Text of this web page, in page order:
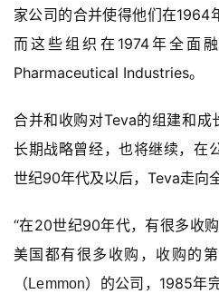
家公司的合并使得他们在1964
而这些组织在1974年全面
Pharmaceutical Industries。
合并和收购对Teva的组建和成
长期战略曾经，也将继续，在
世纪90年代及以后，Teva走向全
“在20世纪90年代，有很多收
美国都有很多收购，收购的
（Lemmon）的公司，1985年